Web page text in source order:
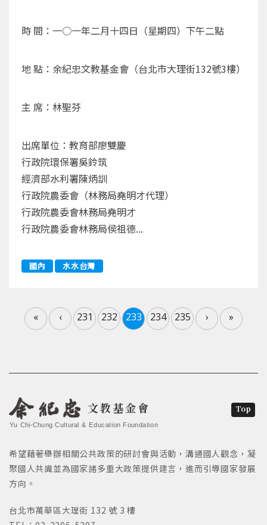
時 間：一○一年二月十四日（星期四）下午二點
地 點：余紀忠文教基金會（台北市大理街132號3樓）
主 席：林聖芬
出席單位：教育部廖雙慶
行政院環保署吳鈴筑
經濟部水利署陳炳訓
行政院農委會（林務局堯明才代理）
行政院農委會林務局堯明才
行政院農委會林務局侯祖德...
國內 水水台灣
« ‹ 231 232 233 234 235 › »
文教基金會
Yu Chi-Chung Cultural & Education Foundation
希望藉著舉辦相關公共政策的研討會與活動，溝通國人觀念，凝
聚國人共識並為國家諸多重大政策提供建言，進而引導國家發展
方向。
台北市萬華區大理街 132 號 3 樓
Top